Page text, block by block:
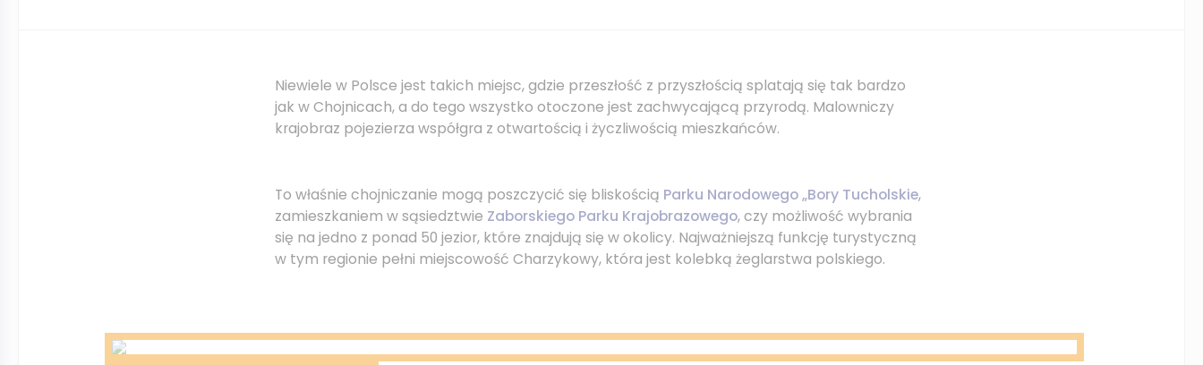
Niewiele w Polsce jest takich miejsc, gdzie przeszłość z przyszłością splatają się tak bardzo
jak w Chojnicach, a do tego wszystko otoczone jest zachwycającą przyrodą. Malowniczy
krajobraz pojezierza współgra z otwartością i życzliwością mieszkańców.
To właśnie chojniczanie mogą poszczycić się bliskością Parku Narodowego „Bory Tucholskie,
zamieszkaniem w sąsiedztwie Zaborskiego Parku Krajobrazowego, czy możliwość wybrania
się na jedno z ponad 50 jezior, które znajdują się w okolicy. Najważniejszą funkcję turystyczną
w tym regionie pełni miejscowość Charzykowy, która jest kolebką żeglarstwa polskiego.